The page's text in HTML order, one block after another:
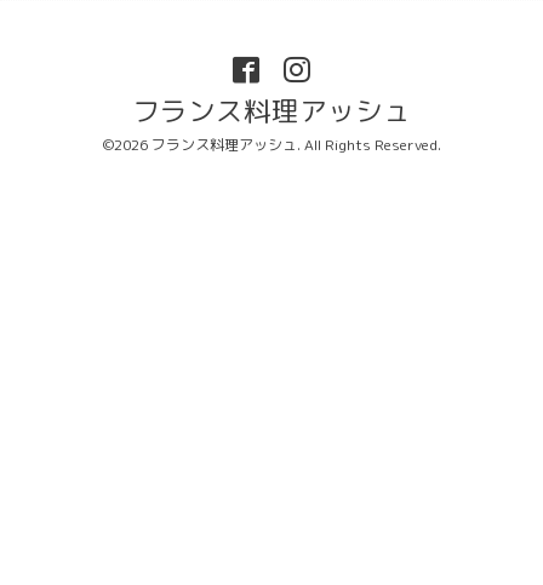
フランス料理アッシュ
©2026 フランス料理アッシュ. All Rights Reserved.